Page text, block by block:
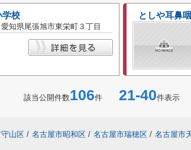
学校
愛知県尾張旭市東栄町３丁目
としや耳鼻
該当公開件数106件 21-40件表示
山区 / 名古屋市昭和区 / 名古屋市瑞穂区 / 名古屋市